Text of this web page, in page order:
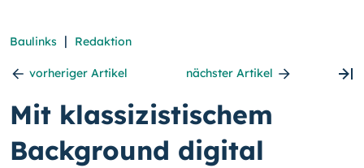
Baulinks | Redaktion
vorheriger Artikel nächster Artikel
Mit klassizistischem
Background digital